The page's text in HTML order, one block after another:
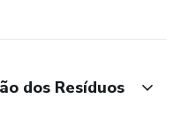
dos Resíduos